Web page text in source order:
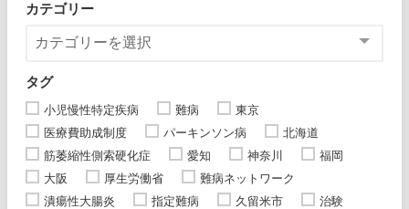
カテゴリー
タグ
小児慢性特定疾病 難病
東京
医療費助成制度
パーキンソン病
北海道
筋萎縮性側索硬化症
愛知 神奈川
福岡
大阪
厚生労働省
難病ネットワーク
潰瘍性大腸炎
指定難病 久留米市
治験